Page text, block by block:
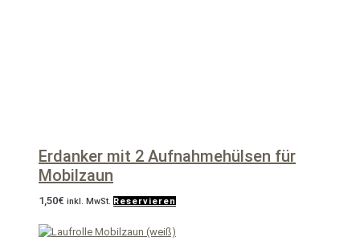
Erdanker mit 2 Aufnahmehülsen für
Mobilzaun
1,50€ inkl. MwSt. Reservieren